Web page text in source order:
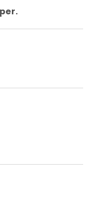
5 hvězdiček.
5 hvězdiček.
5 hvězdiček.